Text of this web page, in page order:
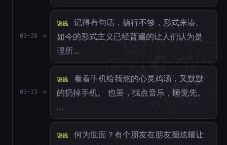
03-20
说说
记得有句话，德行不够，形式来凑。
如今的形式主义已经普遍的让人们认为是
理所…
03-13
说说
看着手机给我熬的心灵鸡汤，又默默
的扔掉手机。 也罢，找点音乐，睡觉先。
…
说说
何为世面？有个朋友在朋友圈炫耀让